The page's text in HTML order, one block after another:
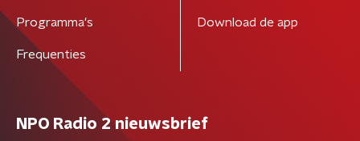
Programma's
Frequenties
Download de app
NPO Radio 2 nieuwsbrief